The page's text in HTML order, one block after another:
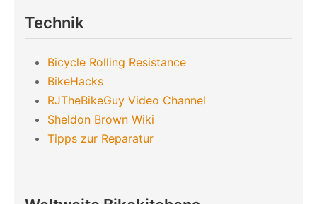
Technik
Bicycle Rolling Resistance
BikeHacks
RJTheBikeGuy Video Channel
Sheldon Brown Wiki
Tipps zur Reparatur